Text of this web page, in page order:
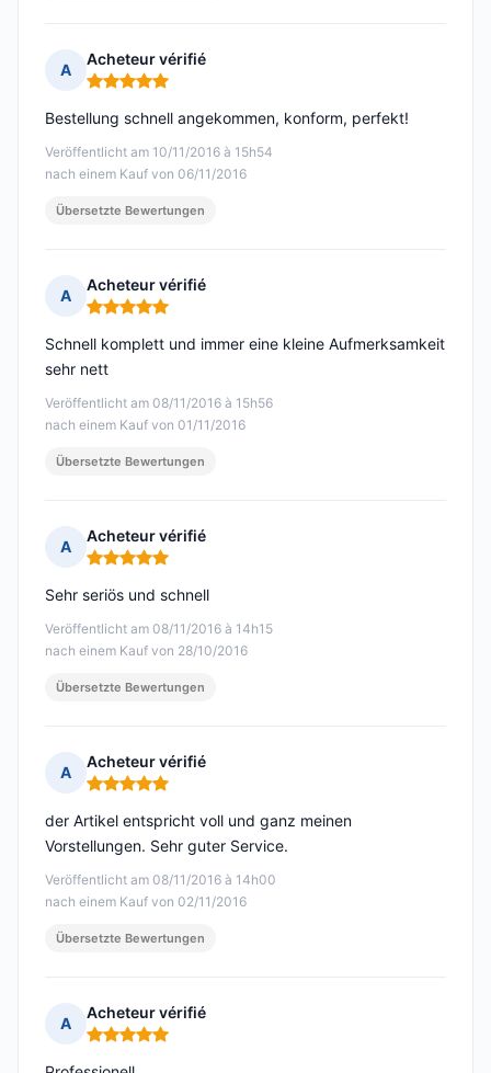
A
Acheteur vérifié
Hinweis: 5 von 5
Veröffentlicht am 10/11/2016 à 15h54
nach einem Kauf von 06/11/2016
Bestellung schnell angekommen, konform, perfekt!
Übersetzte Bewertungen
A
Acheteur vérifié
Hinweis: 5 von 5
Veröffentlicht am 08/11/2016 à 15h56
nach einem Kauf von 01/11/2016
Schnell komplett und immer eine kleine Aufmerksamkeit
sehr nett
Übersetzte Bewertungen
A
Acheteur vérifié
Hinweis: 5 von 5
Veröffentlicht am 08/11/2016 à 14h15
nach einem Kauf von 28/10/2016
Sehr seriös und schnell
Übersetzte Bewertungen
A
Acheteur vérifié
Hinweis: 5 von 5
Veröffentlicht am 08/11/2016 à 14h00
nach einem Kauf von 02/11/2016
der Artikel entspricht voll und ganz meinen
Vorstellungen. Sehr guter Service.
Übersetzte Bewertungen
A
Acheteur vérifié
Hinweis: 5 von 5